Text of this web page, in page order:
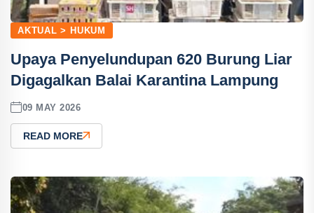
AKTUAL > HUKUM
Upaya Penyelundupan 620 Burung Liar
Digagalkan Balai Karantina Lampung
09 MAY 2026
READ MORE